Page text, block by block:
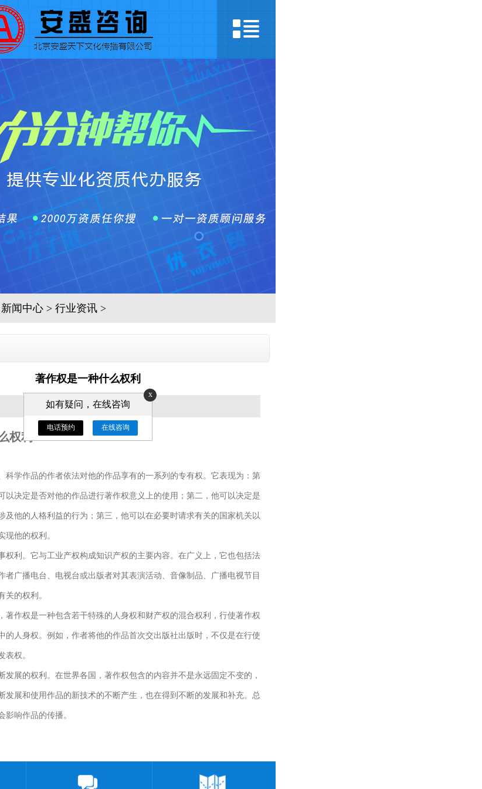
新闻中心> 行业资讯>
著作权是一种什么权利
发布时间：2019-06-11
权利
科学作品的作者依法对他的作品享有的一系列的专有权。它表现为：第
以决定是否对他的作品进行著作权意义上的使用；第二，他可以决定是
及他的人格利益的行为；第三，他可以在必要时请求有关的国家机关以
现他的权利。
权利。它与工业产权构成知识产权的主要内容。在广义上，它也包括法
者广播电台、电视台或出版者对其表演活动、音像制品、广播电视节目
关的权利。
著作权是一种包含若干特殊的人身权和财产权的混合权利，行使著作权
的人身权。例如，作者将他的作品首次交出版社出版时，不仅是在行使
表权。
发展的权利。在世界各国，著作权包含的内容并不是永远固定不变的，
发展和使用作品的新技术的不断产生，也在得到不断的发展和补充。总
影响作品的传播。
x
如有疑问，在线咨询
电话预约 在线咨询